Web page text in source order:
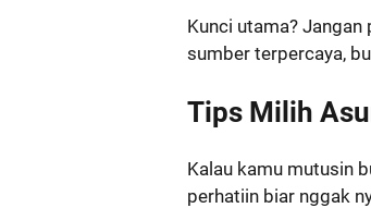
Kunci utama?
sumber terpercaya,
Tips Milih
Kalau kamu mutusin
perhatiin biar nggak